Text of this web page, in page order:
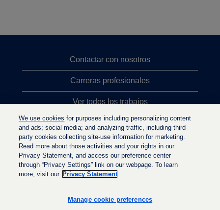
Contactar con nosotros
Carreras profesionales
Ver todos los trabajos
Búsqueda de altos cargos
Política de privacidad
a
a
We use cookies for purposes including personalizing content
and ads; social media; and analyzing traffic, including third-
party cookies collecting site-use information for marketing.
Read more about those activities and your rights in our
Privacy Statement, and access our preference center
through “Privacy Settings” link on our webpage. To learn
more, visit our Privacy Statement
Manage cookie preferences